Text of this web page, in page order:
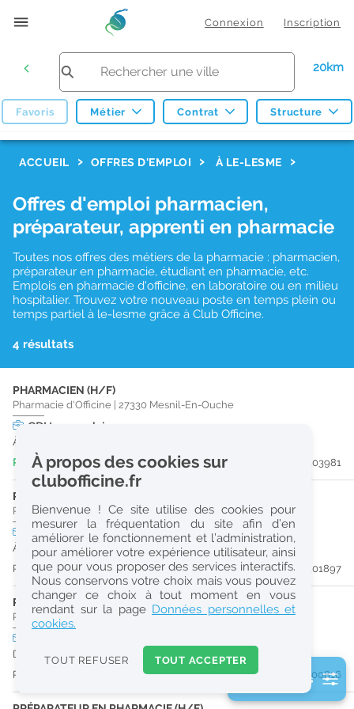
Connexion Inscription
20km
Favoris Métier Contrat Structure
Réinitialiser
2
0
k
Consulter les offres de la France d'outre-mer
ACCUEIL OFFRES D'EMPLOI À LE-LESME
Offres d'emploi pharmacien,
préparateur, apprenti en pharmacie
Toutes nos offres des métiers de la pharmacie : pharmacien,
préparateur en pharmacie, étudiant en pharmacie, etc.
Emplois en pharmacie d'officine, en laboratoire ou en milieu
hospitalier. Trouvez votre nouveau poste en temps plein ou
temps partiel à le-lesme grâce à Club Officine.
4 résultats
PHARMACIEN (H/F)
Pharmacie d'Officine 27330 Mesnil-En-Ouche
CDI temps plein
À partir du 21/08/26
Publiée il y a 6 jour(s)
#203981
PHARMACIEN (H/F)
Pharmacie d'Officine|27250 Rugles
temps plein
À partir du 01/11/26
Publiée il y a 35 jour(s)
#201897
PRÉPARATEUR EN PHARMACIE (H/F)
Pharmacie d'Officine 27190 Conches-En-Ouche
Dès que possible
Publiée il y a 49 jour(s)
#200816
2 filtre(s) actifs
À propos des cookies sur
clubofficine.fr
Bienvenue ! Ce site utilise des cookies pour
mesurer la fréquentation du site afin d’en
améliorer le fonctionnement et l’administration,
pour améliorer votre expérience utilisateur, ainsi
que pour vous proposer des services interactifs.
Nous conservons votre choix mais vous pouvez
changer ce choix à tout moment en vous
rendant sur la page Données personnelles et
cookies.
TOUT REFUSER TOUT ACCEPTER